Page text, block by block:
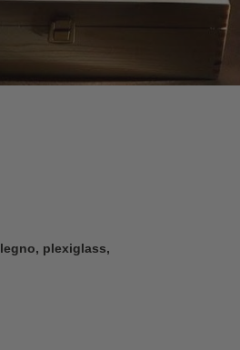
legno, plexiglass,